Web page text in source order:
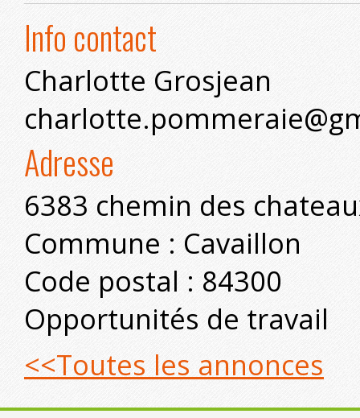
Info contact
Charlotte Grosjean
Adresse
6383 chemin des
Commune : Cavaillon
Code postal : 84300
Opportunités de travail
<<Toutes les annonces